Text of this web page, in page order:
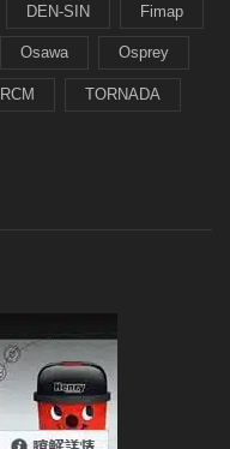
DEN-SIN Fimap
Osawa Osprey
RCM TORNADA